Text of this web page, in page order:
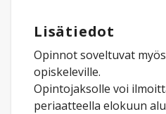
Lisätiedot
Opinnot soveltuvat
opiskeleville.
Opintojaksolle voi
periaatteella elokuun